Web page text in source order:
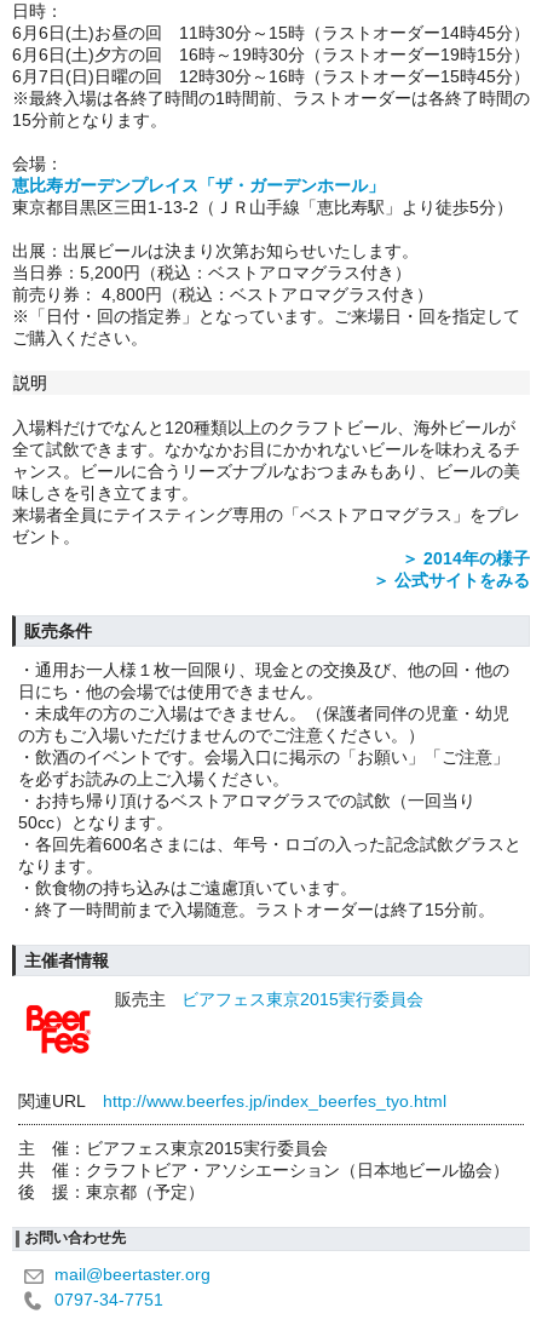
日時：
6月6日(土)お昼の回 11時30分～15時（ラストオーダー14時45分）
6月6日(土)夕方の回 16時～19時30分（ラストオーダー19時15分）
6月7日(日)日曜の回 12時30分～16時（ラストオーダー15時45分）
※最終入場は各終了時間の1時間前、ラストオーダーは各終了時間の
15分前となります。
会場：
恵比寿ガーデンプレイス「ザ・ガーデンホール」
東京都目黒区三田1-13-2（ＪＲ山手線「恵比寿駅」より徒歩5分）
出展：出展ビールは決まり次第お知らせいたします。
当日券：5,200円（税込：ベストアロマグラス付き）
前売り券： 4,800円（税込：ベストアロマグラス付き）
※「日付・回の指定券」となっています。ご来場日・回を指定して
ご購入ください。
説明
入場料だけでなんと120種類以上のクラフトビール、海外ビールが
全て試飲できます。なかなかお目にかかれないビールを味わえるチ
ャンス。ビールに合うリーズナブルなおつまみもあり、ビールの美
味しさを引き立てます。
来場者全員にテイスティング専用の「ベストアロマグラス」をプレ
ゼント。
＞ 2014年の様子
＞ 公式サイトをみる
販売条件
・通用お一人様１枚一回限り、現金との交換及び、他の回・他の
日にち・他の会場では使用できません。
・未成年の方のご入場はできません。（保護者同伴の児童・幼児
の方もご入場いただけませんのでご注意ください。）
・飲酒のイベントです。会場入口に掲示の「お願い」「ご注意」
を必ずお読みの上ご入場ください。
・お持ち帰り頂けるベストアロマグラスでの試飲（一回当り
50cc）となります。
・各回先着600名さまには、年号・ロゴの入った記念試飲グラスと
なります。
・飲食物の持ち込みはご遠慮頂いています。
・終了一時間前まで入場随意。ラストオーダーは終了15分前。
主催者情報
販売主
ビアフェス東京2015実行委員会
関連URL http://www.beerfes.jp/index_beerfes_tyo.html
主 催：ビアフェス東京2015実行委員会
共 催：クラフトビア・アソシエーション（日本地ビール協会）
後 援：東京都（予定）
お問い合わせ先
mail@beertaster.org
0797-34-7751